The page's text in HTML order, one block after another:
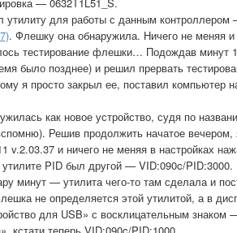
утилиту для работы с данным
. Флешку она обнаружила. Ничего не меняя
тестирование флешки… Подождав минут
было позднее) и решил прервать
я просто закрыл ее, поставил компьютер
как новое устройство, судя по
Решив продолжить начатое вечером,
v.2.03.37 и ничего не меняя в настройках
PID был другой — VID:090c/PID:3000.
минут — утилита чего-то там сделала и
не определяется этой утилитой, а в
для USB» с восклицательным знаком